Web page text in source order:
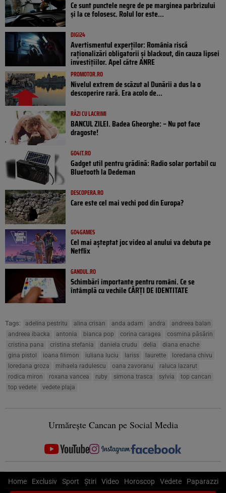
Ce sunt punctele negre de pe marginea parbrizului
și la ce folosesc. Rolul lor este...
DIGI24
Avertismentul experților: România riscă
raționalizări obligatorii și blackout, din cauza lipsei
investițiilor. Apel către ANRE
PROMOTOR.RO
Nivelul extrem de scăzut al Dunării a dus la o
descoperire rară. Era acolo de...
RÂZI CU LACRIMI
BANCUL ZILEI. Badea Gheorghe: – Nu pot face
dragoste!
GO4IT.RO
Gadget util pentru grădină: Radio solar portabil cu
Bluetooth la Dedeman
DESCOPERA.RO
Care este cel mai vechi pod din Europa?
GO4GAMES
Cel mai așteptat joc video al anului va debuta pe
Netflix
GANDUL.RO
Schimbări importante pentru români. Ce se
întâmplă cu vechile CĂRȚI DE IDENTITATE
Tags: adelina pestritu alina crisan anda adam andra
andreea balan
andreea ibacka
antonia bianca pop corina caragea
cosmina păsărin
cristina pana
cristina stefania daniela crudu delia
diana enache
gina pistol
ioana filimon iuliana luciu lariss laurette
loredana chivu
loredana groza
mihaela radulescu oana zavoranu
raluca lazarut
rodica miron
roxana vancea ruby simona trasca sylvia
top cancan
top vedete
vedete plaja
Urmărește Cancan pe Social Media
Home Exclusiv Sport Știri Video Horoscop Vedete Paparazzi